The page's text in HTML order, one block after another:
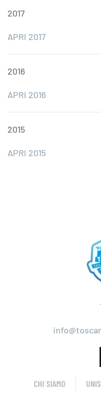
2017
APRI 2017
2016
APRI 2016
2015
APRI 2015
CHI SIAMO